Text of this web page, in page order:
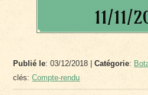
11/11/
Publié le: 03/12/2018 |Catégorie:
clés:Compte-rendu